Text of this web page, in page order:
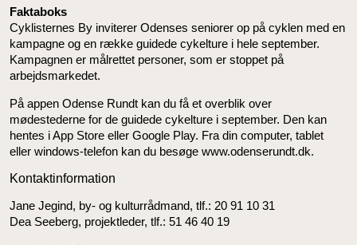
Faktaboks
Cyklisternes By inviterer Odenses seniorer op på cyklen med en
kampagne og en række guidede cykelture i hele september.
Kampagnen er målrettet personer, som er stoppet på
arbejdsmarkedet.
På appen Odense Rundt kan du få et overblik over
mødestederne for de guidede cykelture i september. Den kan
hentes i App Store eller Google Play. Fra din computer, tablet
eller windows-telefon kan du besøge www.odenserundt.dk.
Kontaktinformation
Jane Jegind, by- og kulturrådmand, tlf.: 20 91 10 31
Dea Seeberg, projektleder, tlf.: 51 46 40 19